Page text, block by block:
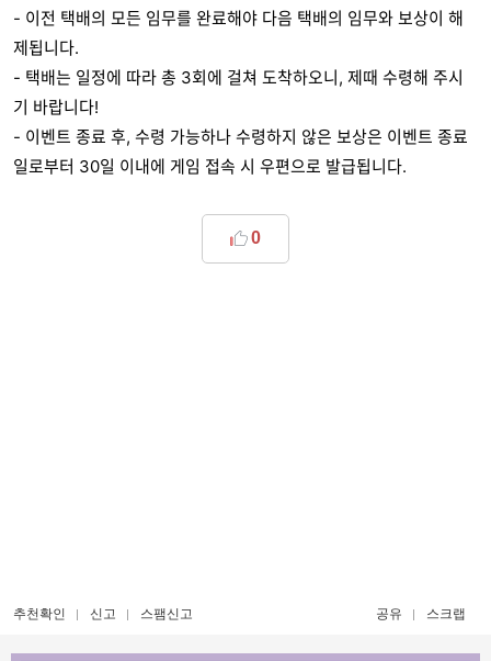
- 이전 택배의 모든 임무를 완료해야 다음 택배의 임무와 보상이 해
제됩니다.
- 택배는 일정에 따라 총 3회에 걸쳐 도착하오니, 제때 수령해 주시
기 바랍니다!
- 이벤트 종료 후, 수령 가능하나 수령하지 않은 보상은 이벤트 종료
일로부터 30일 이내에 게임 접속 시 우편으로 발급됩니다.
0
추천확인 신고 스팸신고 공유 스크랩